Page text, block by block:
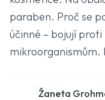
paraben. Proč se
účinné – bojují
mikroorganismům.
Žaneta